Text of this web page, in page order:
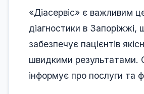
«Діасервіс» є важливим
діагностики в Запоріжжі,
забезпечує пацієнтів
швидкими результатами.
інформує про послуги та